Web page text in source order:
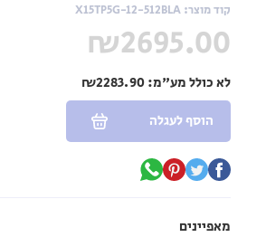
קוד מוצר: X15TP5G-12-512BLA
₪2695.00
לא כולל מע"מ:
הוסף לעגלה
מאפיינים